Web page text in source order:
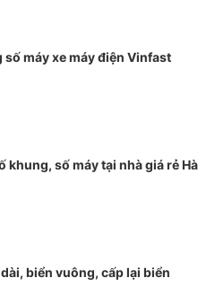
số máy xe máy điện Vinfast
khung, số máy tại nhà giá rẻ Hà
biển vuông, cấp lại biển